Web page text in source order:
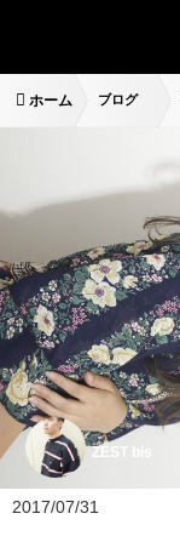
ホーム ブログ
ZEST bis
2017/07/31